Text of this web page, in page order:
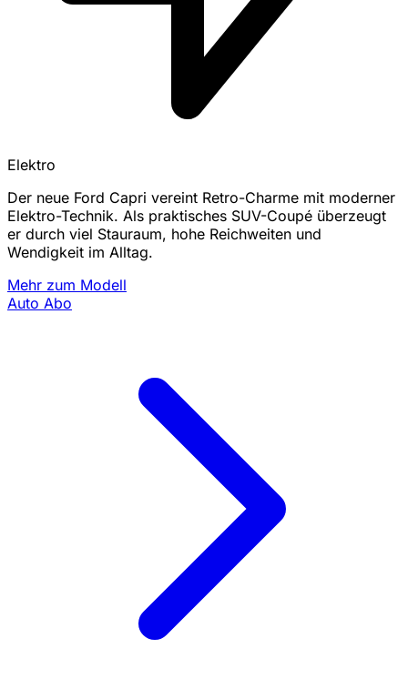
Elektro
Der neue Ford Capri vereint Retro-Charme mit moderner
Elektro-Technik. Als praktisches SUV-Coupé überzeugt
er durch viel Stauraum, hohe Reichweiten und
Wendigkeit im Alltag.
Mehr zum Modell
Auto Abo